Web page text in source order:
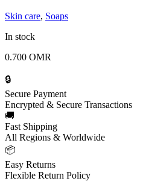
Skin care, Soaps
In stock
0.700 OMR
🔒
Secure Payment
Encrypted & Secure Transactions
🚚
Fast Shipping
All Regions & Worldwide
📦
Easy Returns
Flexible Return Policy